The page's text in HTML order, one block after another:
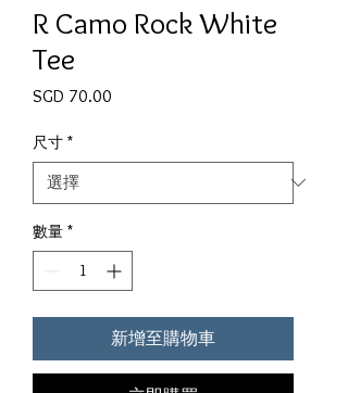
R Camo Rock White
Tee
SGD 70.00
尺寸 *
數量 *
新增至購物車